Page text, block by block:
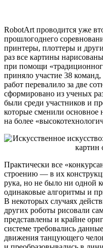
RobotArt проводится уже
прошлогоднего
принтеры, плоттеры и
раз все картины
при помощи
приняло участие 38
работ перевалило за две
сформировано из ученых
были среди участников и
которые сменили основное
на более
Практически все
строению — в их
рука, но не было ни одной
одинаковые алгоритмы и
В некоторых случаях
других роботы рисовали
представлены и крайне
системе требовались
движения танцующего